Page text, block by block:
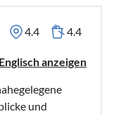
4.4 4.4
Englisch anzeigen
und